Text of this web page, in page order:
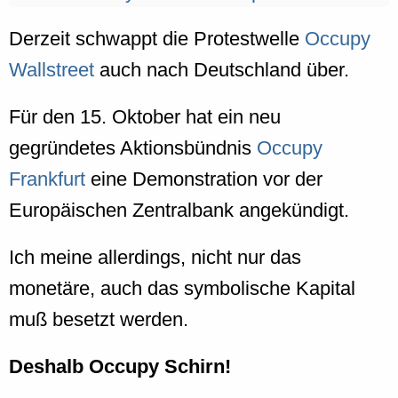
Derzeit schwappt die Protestwelle Occupy
Wallstreet auch nach Deutschland über.
Für den 15. Oktober hat ein neu
gegründetes Aktionsbündnis Occupy
Frankfurt eine Demonstration vor der
Europäischen Zentralbank angekündigt.
Ich meine allerdings, nicht nur das
monetäre, auch das symbolische Kapital
muß besetzt werden.
Deshalb Occupy Schirn!